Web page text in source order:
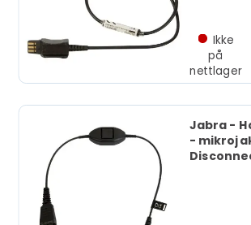
Ikke
på
nettlager
Jabra -
-